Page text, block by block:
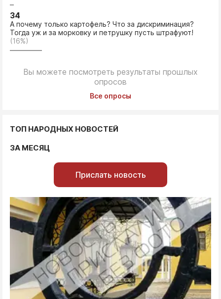
34
А почему только картофель? Что за дискриминация?
Тогда уж и за морковку и петрушку пусть штрафуют!
(16%)
Вы можете посмотреть результаты прошлых
опросов
Все опросы
ТОП НАРОДНЫХ НОВОСТЕЙ
ЗА МЕСЯЦ
Прислать новость